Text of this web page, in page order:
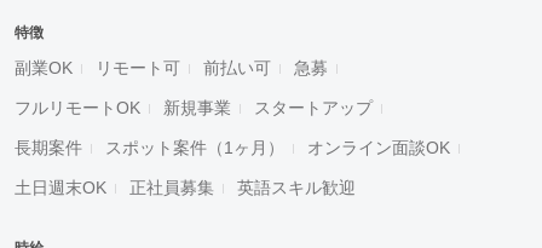
特徴
副業OK リモート可 前払い可 急募
フルリモートOK 新規事業 スタートアップ
長期案件 スポット案件（1ヶ月） オンライン面談OK
土日週末OK 正社員募集 英語スキル歓迎